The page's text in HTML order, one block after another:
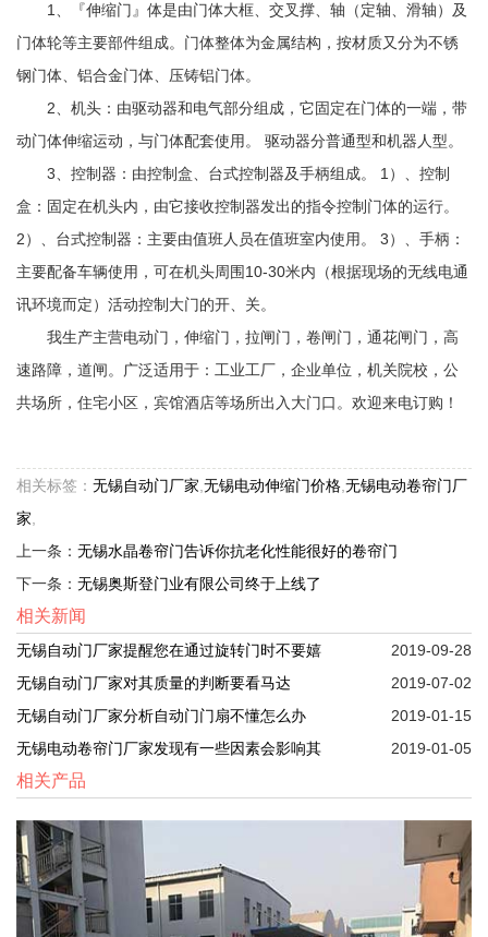
1、『伸缩门』体是由门体大框、交叉撑、轴（定轴、滑轴）及
门体轮等主要部件组成。门体整体为金属结构，按材质又分为不锈
钢门体、铝合金门体、压铸铝门体。
2、机头：由驱动器和电气部分组成，它固定在门体的一端，带
动门体伸缩运动，与门体配套使用。 驱动器分普通型和机器人型。
3、控制器：由控制盒、台式控制器及手柄组成。 1）、控制
盒：固定在机头内，由它接收控制器发出的指令控制门体的运行。
2）、台式控制器：主要由值班人员在值班室内使用。 3）、手柄：
主要配备车辆使用，可在机头周围10-30米内（根据现场的无线电通
讯环境而定）活动控制大门的开、关。
我生产主营电动门，伸缩门，拉闸门，卷闸门，通花闸门，高
速路障，道闸。广泛适用于：工业工厂，企业单位，机关院校，公
共场所，住宅小区，宾馆酒店等场所出入大门口。欢迎来电订购！
相关标签： 无锡自动门厂家 无锡电动伸缩门价格 无锡电动卷帘门厂
家
上一条： 无锡水晶卷帘门告诉你抗老化性能很好的卷帘门
下一条： 无锡奥斯登门业有限公司终于上线了
相关新闻
无锡自动门厂家提醒您在通过旋转门时不要嬉
2019-09-28
无锡自动门厂家对其质量的判断要看马达
2019-07-02
无锡自动门厂家分析自动门门扇不懂怎么办
2019-01-15
无锡电动卷帘门厂家发现有一些因素会影响其
2019-01-05
相关产品